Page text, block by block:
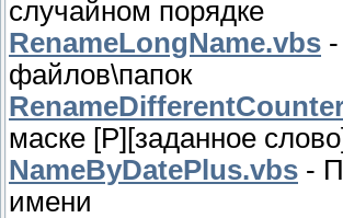
случайном порядке
RenameLongName.vbs
файлов\папок
маске [P][заданное
NameByDatePlus.vbs -
имени